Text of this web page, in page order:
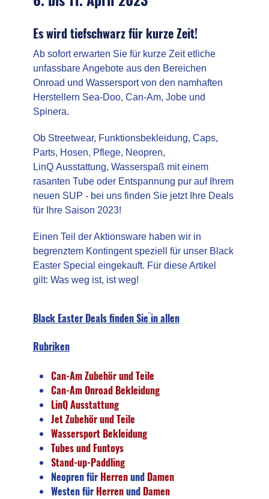
Es wird tiefschwarz für kurze Zeit!
Ab sofort erwarten Sie für kurze Zeit etliche
unfassbare Angebote aus den Bereichen
Onroad und Wassersport von den namhaften
Herstellern Sea-Doo, Can-Am, Jobe und
Spinera.
Ob Streetwear, Funktionsbekleidung, Caps,
Parts, Hosen, Pflege, Neopren,
LinQ Ausstattung, Wasserspaß mit einem
rasanten Tube oder Entspannung pur auf Ihrem
neuen SUP - bei uns finden Sie jetzt Ihre Deals
für Ihre Saison 2023!
Einen Teil der Aktionsware haben wir in
begrenztem Kontingent speziell für unser Black
Easter Special eingekauft. Für diese Artikel
gilt: Was weg ist, ist weg!
Black Easter Deals finden Sie in allen
Rubriken
Can-Am Zubehör und Teile
Can-Am Onroad Bekleidung
LinQ Ausstattung
Jet Zubehör und Teile
Wassersport Bekleidung
Tubes und Funtoys
Stand-up-Paddling
Neoprenfür Herrenund Damen
Westen für Herrenund Damen